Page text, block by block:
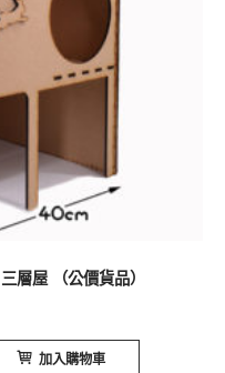
層屋 （公價貨品）
加入購物車